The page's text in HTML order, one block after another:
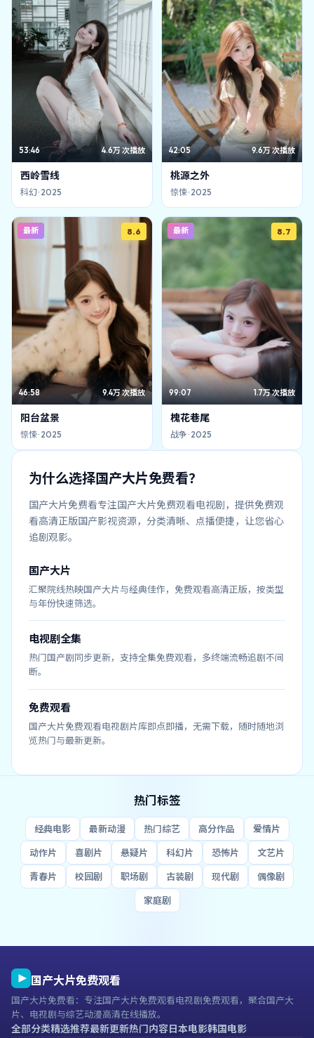
53:46 4.6万 次播放
西岭雪线
科幻· 2025
42:05 9.6万次播放
桃源之外
惊悚· 2025
最新 8.6
46:58 9.4万次播放
阳台盆景
惊悚· 2025
最新 8.7
99:07 1.7万次播放
槐花巷尾
战争· 2025
为什么选择国产大片免费看？
国产大片免费看专注国产大片免费观看电视剧 ，提供免费观
看高清正版国产影视资源，分类清晰、点播便捷，让您省心
追剧观影。
国产大片
汇聚院线热映国产大片与经典佳作，免费观看高清正版，按类型
与年份快速筛选。
电视剧全集
热门国产剧同步更新，支持全集免费观看，多终端流畅追剧不间
断。
免费观看
国产大片免费观看电视剧片库即点即播，无需下载，随时随地浏
览热门与最新更新。
热门标签
经典电影 最新动漫 热门综艺 高分作品 爱情片
动作片 喜剧片 悬疑片 科幻片 恐怖片 文艺片
青春片 校园剧 职场剧 古装剧 现代剧 偶像剧
家庭剧
国产大片免费观看
国产大片免费看：专注国产大片免费观看电视剧免费观看，聚合国产大
片、电视剧与综艺动漫高清在线播放。
全部分类精选推荐最新更新热门内容日本电影韩国电影